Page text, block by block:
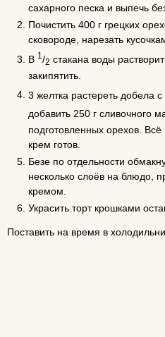
сахарного песка и выпечь
Почистить 400 г грецких
сковороде, нарезать
В 1 /2 стакана воды
закипятить.
3 желтка растереть добела с
добавить 250 г сливочного
подготовленных орехов.
крем готов.
Безе по отдельности
несколько слоёв на блюдо,
кремом.
Украсить торт крошками
Поставить на время в